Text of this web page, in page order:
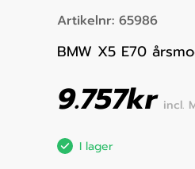
Artikelnr: 65986
BMW X5 E70
9.757kr incl.
I lager